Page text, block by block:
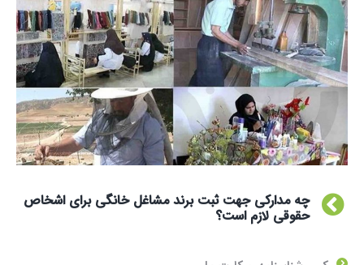
چه مدارکی جهت ثبت برند مشاغل خانگی برای اشخاص
حقوقی لازم است؟